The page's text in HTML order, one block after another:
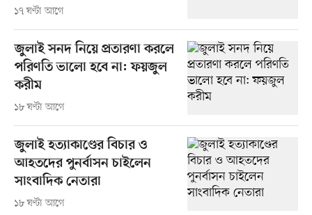
১৭ ঘণ্টা আগে
জুলাই সনদ নিয়ে প্রতারণা করলে
পরিণতি ভালো হবে না: ফয়জুল
করীম
১৮ ঘণ্টা আগে
জুলাই হত্যাকাণ্ডের বিচার ও
আহতদের পুনর্বাসন চাইলেন
সাংবাদিক নেতারা
১৮ ঘণ্টা আগে